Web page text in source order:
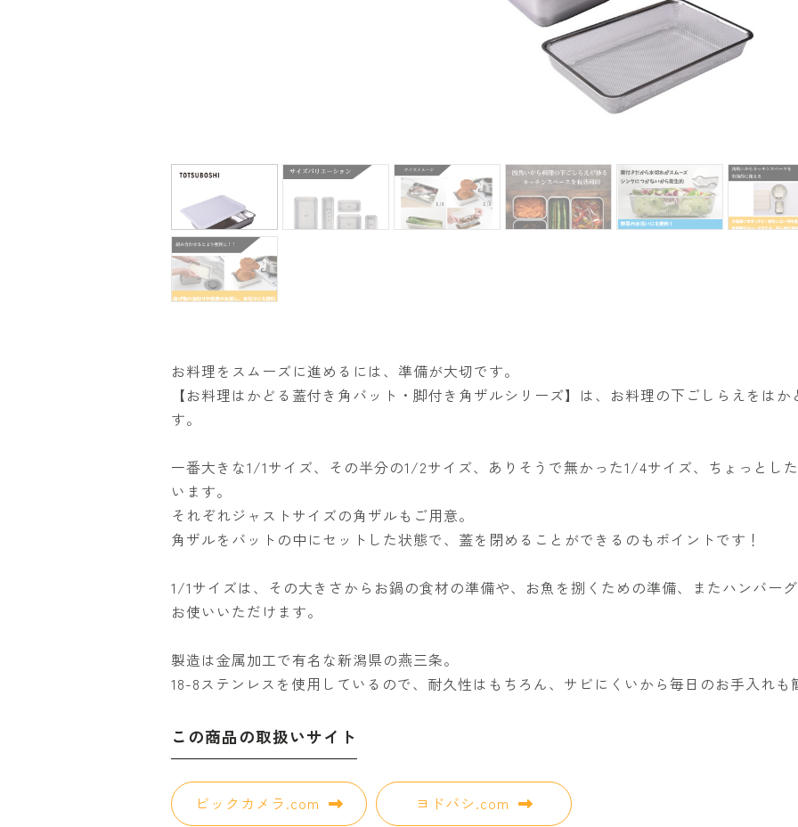
お料理をスムーズに進めるには、準備が大切です。
【お料理はかどる蓋付き角バット・脚付き角ザルシリーズ】は、お料理の下ごしらえをは
す。
一番大きな1/1サイズ、その半分の1/2サイズ、ありそうで無かった1/4サイズ、ちょっとし
います。
それぞれジャストサイズの角ザルもご用意。
角ザルをバットの中にセットした状態で、蓋を閉めることができるのもポイントです！
1/1サイズは、その大きさからお鍋の食材の準備や、お魚を捌くための準備、またハンバー
お使いいただけます。
製造は金属加工で有名な新潟県の燕三条。
18-8ステンレスを使用しているので、耐久性はもちろん、サビにくいから毎日のお手入れも
この商品の取扱いサイト
ビックカメラ.com ヨドバシ.com